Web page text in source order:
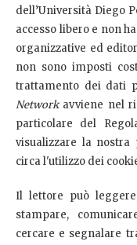
dell’Università Diego
accesso libero e non
organizzative ed
non sono imposti
trattamento dei dati
Network avviene nel
particolare del
visualizzare la nostra
circa l'utilizzo dei
Il lettore può
stampare,
cercare e segnalare